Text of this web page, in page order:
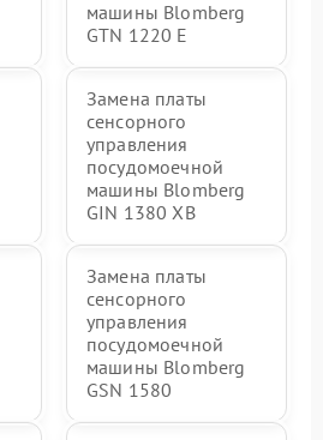
машины Blomberg
GTN 1220 E
Замена платы
сенсорного
управления
посудомоечной
машины Blomberg
GIN 1380 XB
Замена платы
сенсорного
управления
посудомоечной
машины Blomberg
GSN 1580